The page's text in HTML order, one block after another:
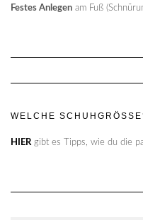
Festes Anlegen am Fuß
WELCHE SCHUHGRÖSSE?
HIERgibt es Tipps, wie du die